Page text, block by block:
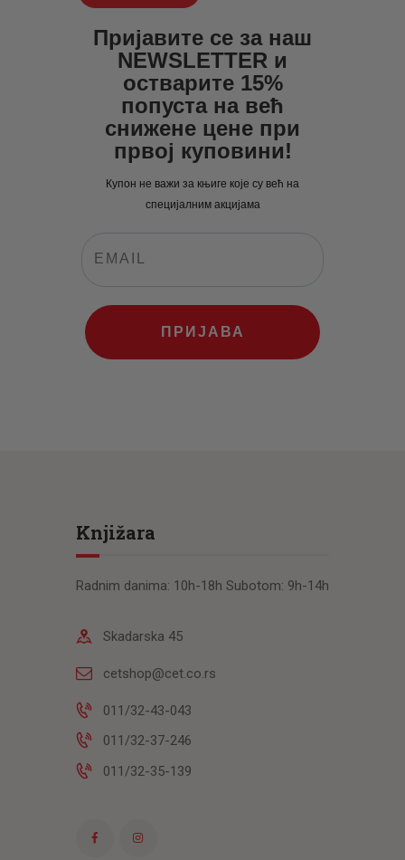
528.
0
0
рсд.
0
рсд.
Пријавите се за наш
NEWSLETTER и
остварите 15%
попуста на већ
снижене цене при
првој куповини!
Купон не важи за књиге које су већ на
специјалним акцијама
ПРИЈАВА
Knjižara
Radnim danima: 10h-18h Subotom: 9h-14h
Skadarska 45
cetshop@cet.co.rs
011/32-43-043
011/32-37-246
011/32-35-139